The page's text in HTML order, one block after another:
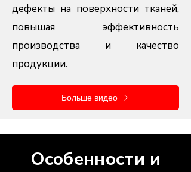
дефекты на поверхности тканей,
повышая эффективность
производства и качество
продукции.
Больше видео
Особенности и